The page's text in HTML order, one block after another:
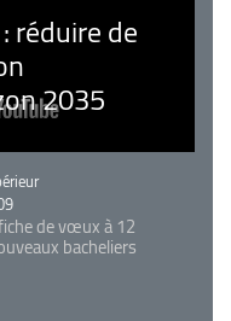
réduire de
2035
de vœux à 12
bacheliers